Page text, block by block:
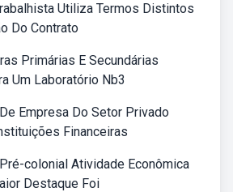
Utiliza Termos Distintos
Do Contrato
Primárias E Secundárias
Um Laboratório Nb3
Empresa Do Setor Privado
Financeiras
colonial Atividade Econômica
Destaque Foi